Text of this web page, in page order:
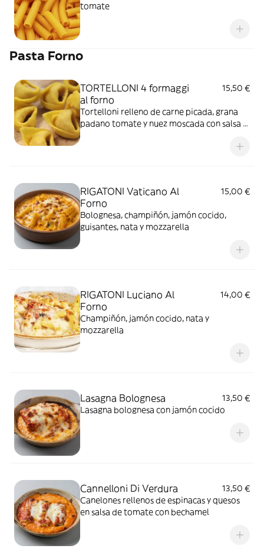
tomate
Pasta Forno
TORTELLONI 4 formaggi
al forno
15,50 €
Tortelloni relleno de carne picada, grana
padano tomate y nuez moscada con salsa 4
RIGATONI Vaticano Al
Forno
15,00 €
Bolognesa, champiñón, jamón cocido,
guisantes, nata y mozzarella
RIGATONI Luciano Al
Forno
14,00 €
Champiñón, jamón cocido, nata y
mozzarella
Lasagna Bolognesa
13,50 €
Lasagna bolognesa con jamón cocido
Cannelloni Di Verdura
13,50 €
Canelones rellenos de espinacas y quesos
en salsa de tomate con bechamel